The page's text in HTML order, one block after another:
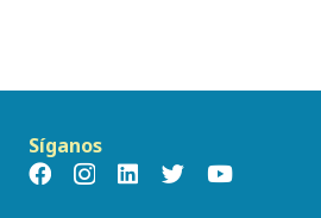
Síganos